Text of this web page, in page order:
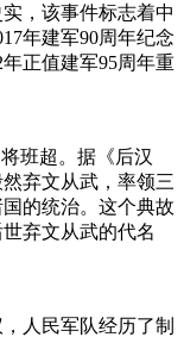
，该事件标志着中
年建军90周年纪念
正值建军95周年重
班超。据《后汉
弃文从武，率领三
的统治。这个典故
弃文从武的代名
人民军队经历了制